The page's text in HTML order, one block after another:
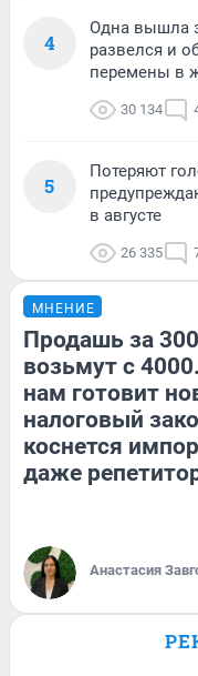
4
Одна вышла
развелся и
перемены в
30 134
5
Потеряют
в августе
26 335
МНЕНИЕ
Продашь за
возьмут с
нам готовит
налоговый
коснется
даже
Анастасия